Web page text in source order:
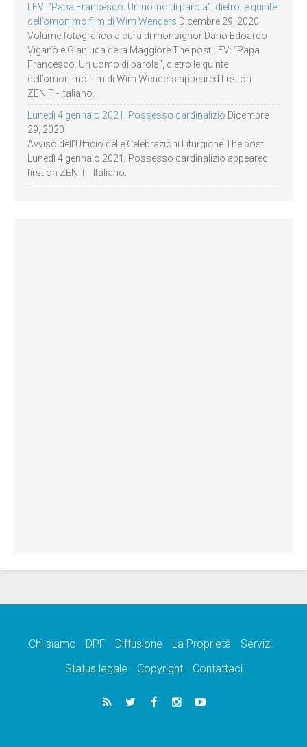
LEV: “Papa Francesco. Un uomo di parola”, dietro le quinte
dell’omonimo film di Wim Wenders Dicembre 29, 2020
Volume fotografico a cura di monsignor Dario Edoardo
Viganò e Gianluca della Maggiore The post LEV: “Papa
Francesco. Un uomo di parola”, dietro le quinte
dell’omonimo film di Wim Wenders appeared first on
ZENIT - Italiano.
Lunedì 4 gennaio 2021: Possesso cardinalizio Dicembre
29, 2020
Avviso dell’Ufficio delle Celebrazioni Liturgiche The post
Lunedì 4 gennaio 2021: Possesso cardinalizio appeared
first on ZENIT - Italiano.
Chi siamo DPF Diffusione La Proprietà
Servizi
Status legale
Copyright Contattaci